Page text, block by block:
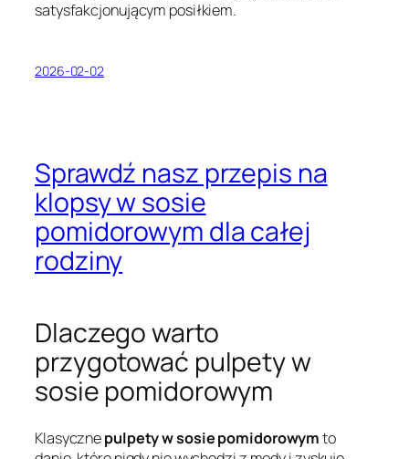
satysfakcjonującym posiłkiem.
2026-02-02
Sprawdź nasz przepis na
klopsy w sosie
pomidorowym dla całej
rodziny
Dlaczego warto
przygotować pulpety w
sosie pomidorowym
Klasycznepulpety w sosie pomidorowymto